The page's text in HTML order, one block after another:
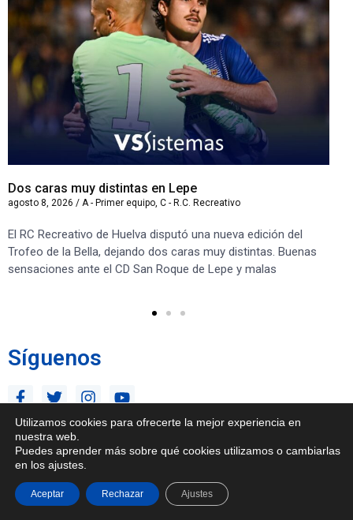
Dos caras muy distintas en Lepe
agosto 8, 2026 / A - Primer equipo, C - R.C. Recreativo
El RC Recreativo de Huelva disputó una nueva edición del
Trofeo de la Bella, dejando dos caras muy distintas. Buenas
sensaciones ante el CD San Roque de Lepe y malas
Síguenos
Utilizamos cookies para ofrecerte la mejor experiencia en
nuestra web.
Puedes aprender más sobre qué cookies utilizamos o cambiarlas
en los ajustes.
Aceptar Rechazar Ajustes